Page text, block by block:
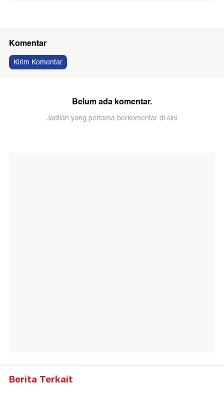
Komentar
Kirim Komentar
Belum ada komentar.
Jadilah yang pertama berkomentar di sini
Berita Terkait